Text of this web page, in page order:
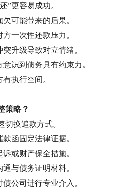
”更容易成功。
可能带来的后果。
一次性还款压力。
升级导致对立情绪。
识到债务具有约束力。
执行空间。
策略？
切换追款方式。
函固定法律证据。
或财产保全措施。
与债务证明材料。
公司进行专业介入。